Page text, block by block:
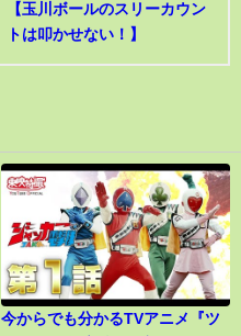
【玉川ボールのスリーカウン
トは叩かせない！】
今からでも分かるTVアニメ『ツ